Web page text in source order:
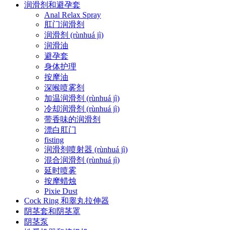
润滑剂和避孕套
Anal Relax Spray
肛门润滑剂
润滑剂 (rùnhuá jì)
润滑油
避孕套
身体护理
按摩油
深喉喷雾剂
加温润滑剂 (rùnhuá jì)
冷却润滑剂 (rùnhuá jì)
带香味的润滑剂
漂白肛门
fisting
润滑剂喷射器 (rùnhuá jì)
混合润滑剂 (rùnhuá jì)
延时喷雾
按摩蜡烛
Pixie Dust
Cock Ring 和睾丸拉伸器
阴茎套和阴茎罩
阴茎泵